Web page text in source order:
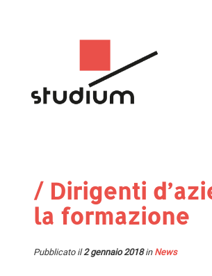
/ Dirigenti
la formazione
Pubblicato il2 gennaio 2018in News